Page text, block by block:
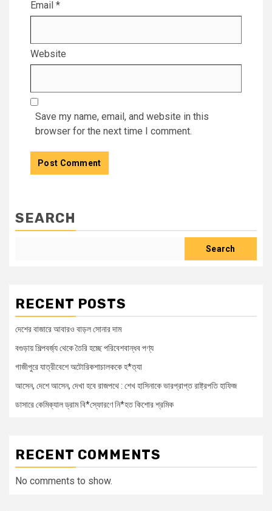
Email *
Website
Save my name, email, and website in this
browser for the next time I comment.
SEARCH
Search
RECENT POSTS
দেশের বাজারে আবারও বাড়ল সোনার দাম
বগুড়ায় শিল্পবর্জ্য থেকে তৈরি হচ্ছে পরিবেশবান্ধব পণ্য
গাজীপুরে যাত্রীবেশে অটোরিকশাচালককে হ*ত্যা
আসেন, দেশে আসেন, দেখা হবে রাজপথে : শেখ হাসিনাকে ভারপ্রাপ্ত রাষ্ট্রপতি হাফিজ
ডাসারে কেমিক্যাল ড্রাম বি*স্ফোরণে নি*হত কিশোর শ্রমিক
RECENT COMMENTS
No comments to show.